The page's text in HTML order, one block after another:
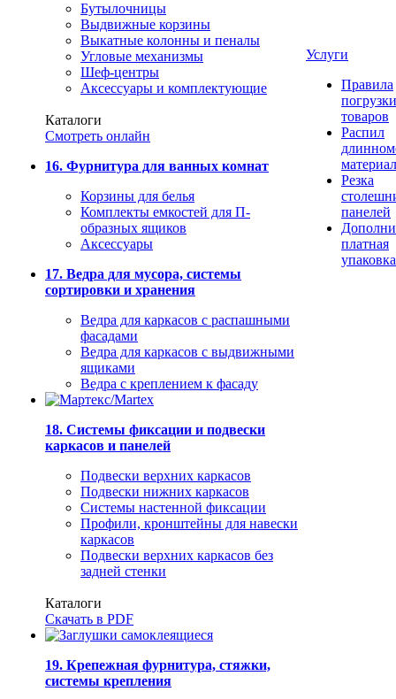
Бутылочницы
Выдвижные корзины
Выкатные колонны и пеналы
Угловые механизмы
Шеф-центры
Аксессуары и комплектующие
Каталоги
Смотреть онлайн
16. Фурнитура для ванных комнат
Корзины для белья
Комплекты емкостей для П-
образных ящиков
Аксессуары
17. Ведра для мусора, системы
сортировки и хранения
Ведра для каркасов с распашными
фасадами
Ведра для каркасов с выдвижными
ящиками
Ведра с креплением к фасаду
18. Системы фиксации и подвески
каркасов и панелей
Подвески верхних каркасов
Подвески нижних каркасов
Системы настенной фиксации
Профили, кронштейны для навески
каркасов
Подвески верхних каркасов без
задней стенки
Каталоги
Скачать в PDF
19. Крепежная фурнитура, стяжки,
системы крепления
Услуги
Правила
погрузки
товаров
Распил
Резка
панелей
платная
упаковка